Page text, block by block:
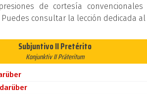
de cortesía
Puedes consultar la lección dedicada
Subjuntivo II Pretérito
Konjunktiv II Präteritum
darüber